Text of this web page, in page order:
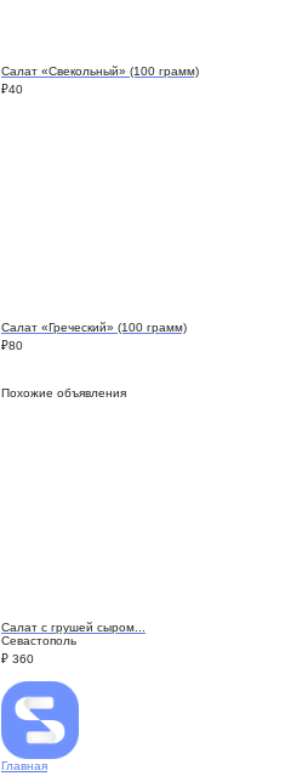
Салат «Свекольный» (100 грамм)
₽40
Салат «Греческий» (100 грамм)
₽80
Похожие объявления
Салат с грушей сыром...
Севастополь
₽ 360
Главная